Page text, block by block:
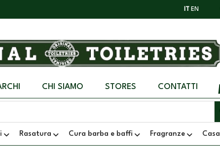
IT EN
CHI SIAMO STORES CONTATTI
Rasatura Cura barba e baffi Fragranze Casa